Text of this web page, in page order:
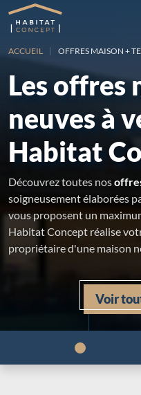
ACCUEIL OFFRES MAISON +
Les offres
neuves à
Habitat
Découvrez toutes nos
soigneusement élaborées
vous proposent un
Habitat Concept réalise
propriétaire d'une maison
Voir
Chargement...